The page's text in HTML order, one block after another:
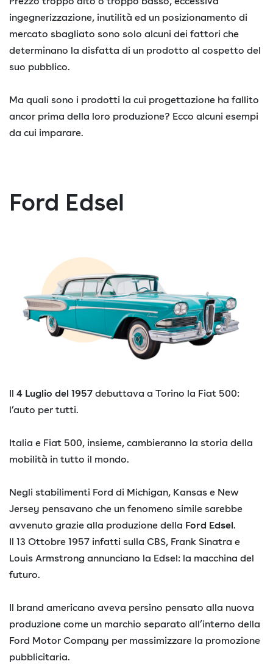
ingegnerizzazione, inutilità ed un posizionamento di
mercato sbagliato sono solo alcuni dei fattori che
determinano la disfatta di un prodotto al cospetto del
suo pubblico.
Ma quali sono i prodotti la cui progettazione ha fallito
ancor prima della loro produzione? Ecco alcuni esempi
da cui imparare.
Ford Edsel
Il 4 Luglio del 1957 debuttava a Torino la Fiat 500:
l’auto per tutti.
Italia e Fiat 500, insieme, cambieranno la storia della
mobilità in tutto il mondo.
Negli stabilimenti Ford di Michigan, Kansas e New
Jersey pensavano che un fenomeno simile sarebbe
avvenuto grazie alla produzione della Ford Edsel.
Il 13 Ottobre 1957 infatti sulla CBS, Frank Sinatra e
Louis Armstrong annunciano la Edsel: la macchina del
futuro.
Il brand americano aveva persino pensato alla nuova
produzione come un marchio separato all’interno della
Ford Motor Company per massimizzare la promozione
pubblicitaria.